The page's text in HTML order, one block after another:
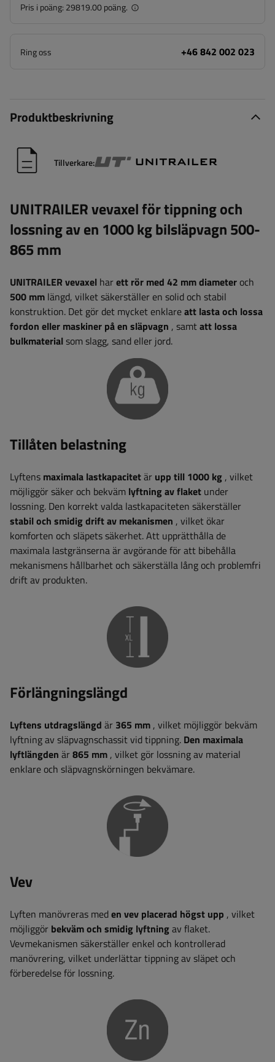
Pris i poäng: 29819.00 poäng.
Ring oss +46 842 002 023
Produktbeskrivning
Tillverkare:
UNITRAILER vevaxel för tippning och
lossning av en 1000 kg bilsläpvagn 500-
865 mm
UNITRAILERvevaxel harett rör med 42 mm diameter och
500 mm längd, vilket säkerställer en solid och stabil
konstruktion. Det gör det mycket enklareatt lasta och lossa
fordon eller maskiner på en släpvagn , samtatt lossa
bulkmaterialsom slagg, sand eller jord.
Tillåten belastning
Lyftens maximala lastkapacitetär upp till 1000 kg , vilket
möjliggör säker och bekväm lyftning av flaket under
lossning. Den korrekt valda lastkapaciteten säkerställer
stabil och smidig drift av mekanismen , vilket ökar
komforten och släpets säkerhet. Att upprätthålla de
maximala lastgränserna är avgörande för att bibehålla
mekanismens hållbarhet och säkerställa lång och problemfri
drift av produkten.
Förlängningslängd
Lyftens utdragslängd är 365 mm , vilket möjliggör bekväm
lyftning av släpvagnschassit vid tippning. Den maximala
lyftlängden är865 mm , vilket gör lossning av material
enklare och släpvagnskörningen bekvämare.
Vev
Lyften manövreras meden vev placerad högst upp , vilket
möjliggör bekväm och smidig lyftningav flaket.
Vevmekanismen säkerställer enkel och kontrollerad
manövrering, vilket underlättar tippning av släpet och
förberedelse för lossning.